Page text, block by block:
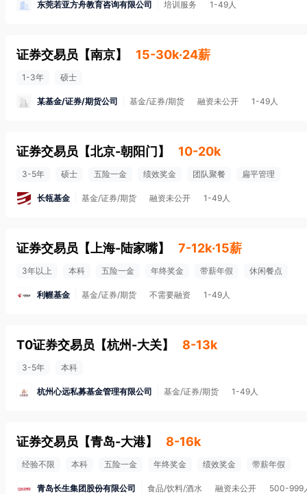
东莞若亚方舟教育咨询有限公司 培训服务 1-49人
证券交易员 【南京】 15-30k·24薪
1-3年 硕士
某基金/证券/期货公司 基金/证券/期货 融资未公开 1-49人
证券交易员 【北京-朝阳门 】 10-20k
3-5年 硕士 五险一金 绩效奖金 团队聚餐 扁平管理
长瓴基金 基金/证券/期货 融资未公开 1-49人
证券交易员 【 上海-陆家嘴】 7-12k·15薪
3年以上 本科 五险一金 年终奖金 带薪年假 休闲餐点
利幄基金 基金/证券/期货 不需要融资 1-49人
T0证券交易员 【杭州-大关】 8-13k
3-5年 本科
杭州心远私募基金管理有限公司 基金/证券/期货 1-49人
证券交易员 【青岛-大港】 8-16k
经验不限 本科 五险一金 年终奖金 绩效奖金 带薪年假
青岛长生集团股份有限公司 食品/饮料/酒水 融资未公开 500-999